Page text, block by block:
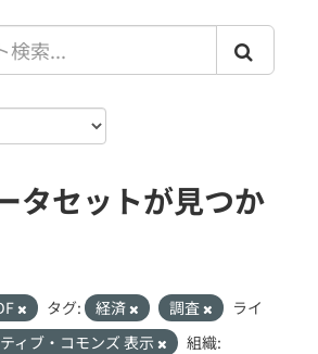
タセットが見つか
タグ: 経済 調査
ライ
ィブ・コモンズ 表示
組織: